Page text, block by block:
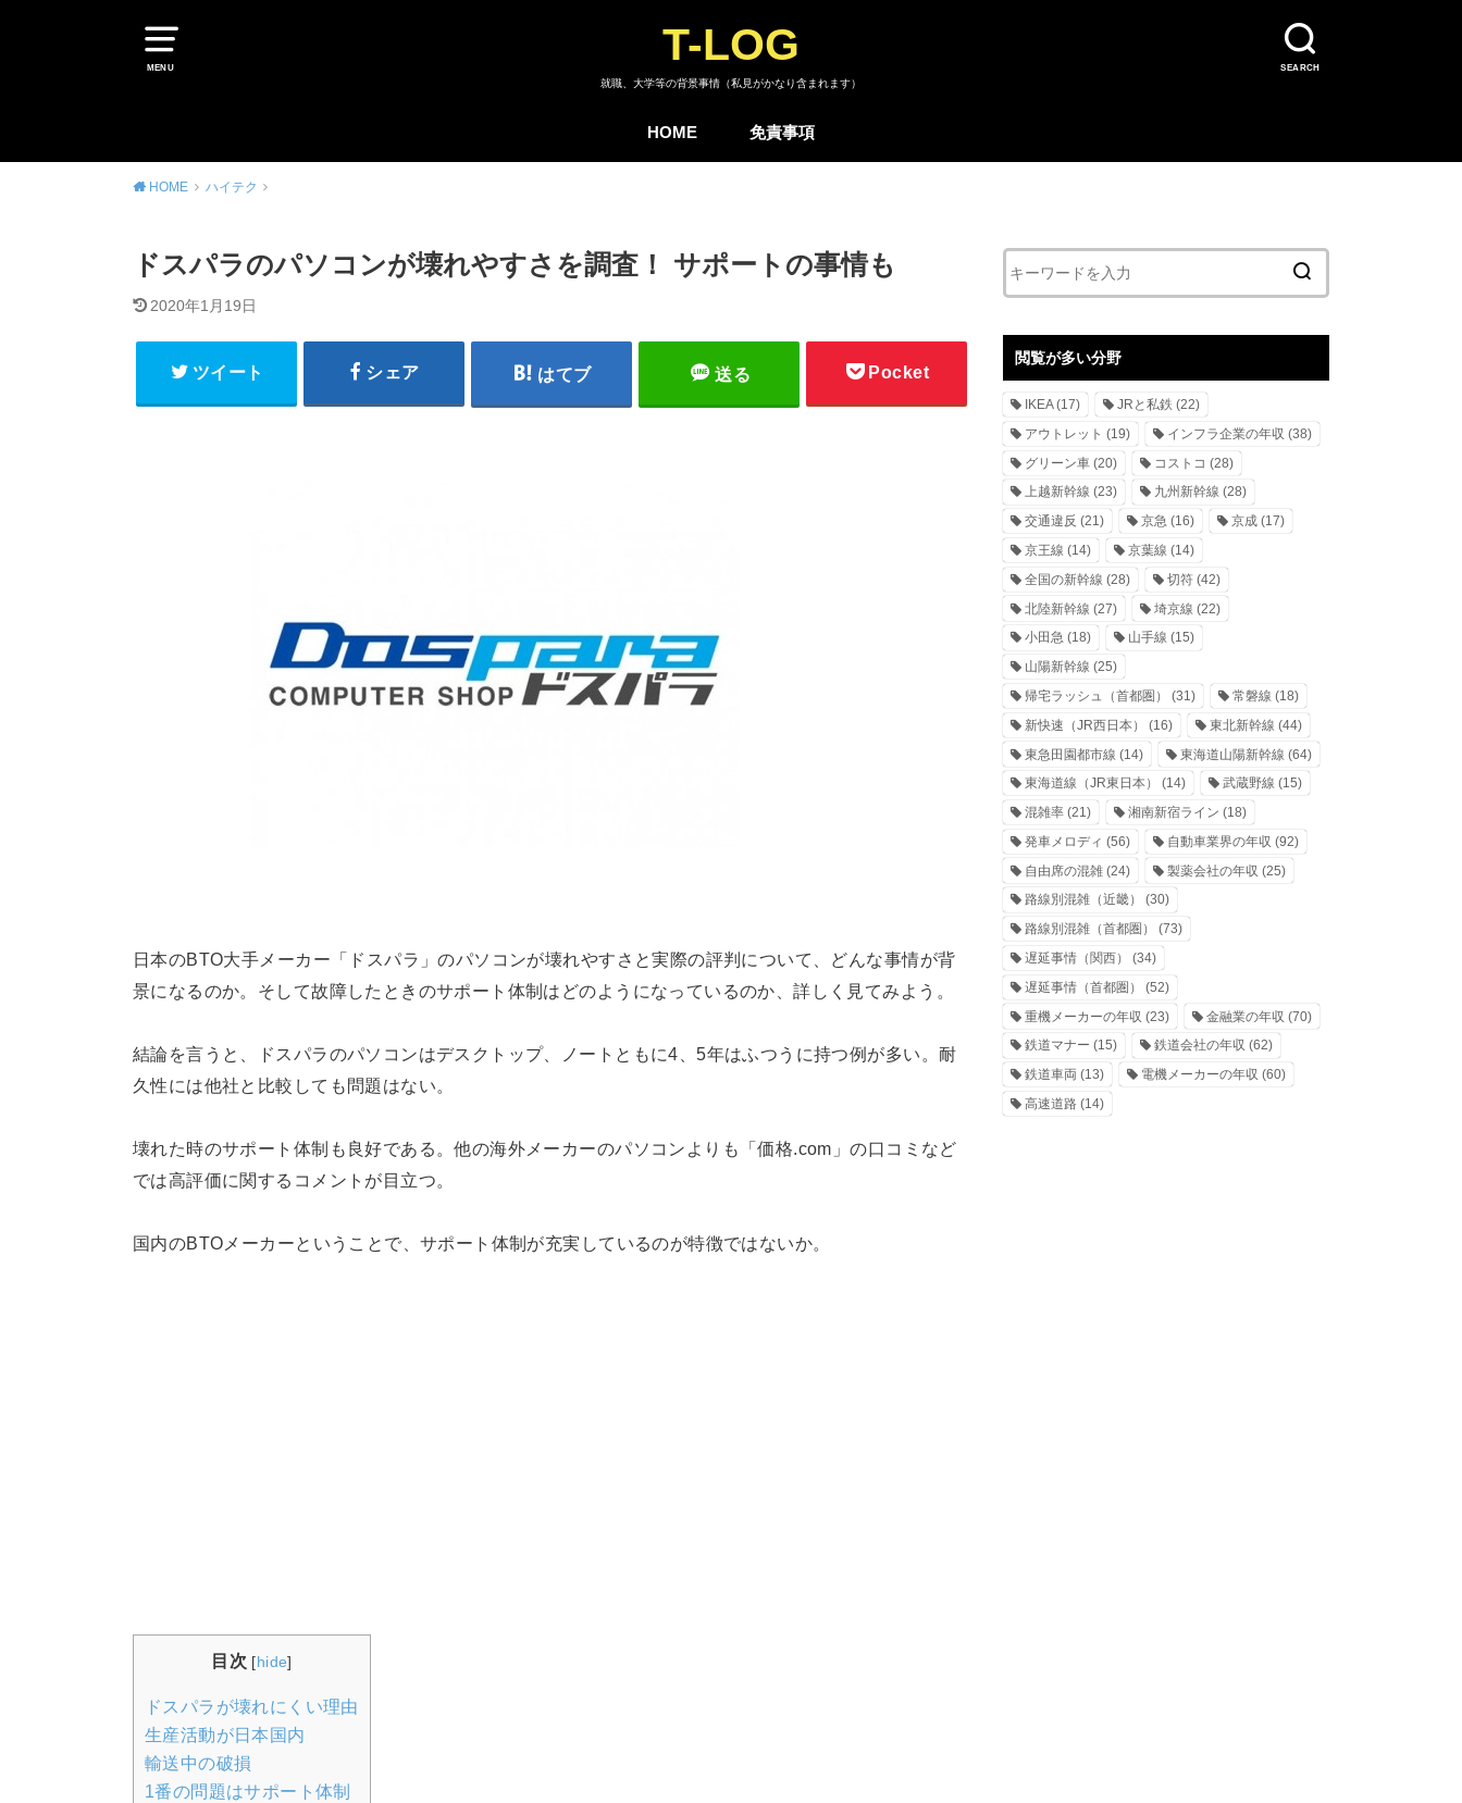
MENU SEARCH
T-LOG
就職、大学等の背景事情（私見がかなり含まれます）
HOME 免責事項
HOME ハイテク
ドスパラのパソコンが壊れやすさを調査！ サポートの事情も
2020年1月19日
ツイート シェア はてブ 送る Pocket
日本のBTO大手メーカー「ドスパラ」のパソコンが壊れやすさと実際の評判について、どんな事情が背
景になるのか。そして故障したときのサポート体制はどのようになっているのか、詳しく見てみよう。
結論を言うと、ドスパラのパソコンはデスクトップ、ノートともに4、5年はふつうに持つ例が多い。耐
久性には他社と比較しても問題はない。
壊れた時のサポート体制も良好である。他の海外メーカーのパソコンよりも「価格.com」の口コミなど
では高評価に関するコメントが目立つ。
国内のBTOメーカーということで、サポート体制が充実しているのが特徴ではないか。
目次 [hide]
ドスパラが壊れにくい理由
生産活動が日本国内
輸送中の破損
1番の問題はサポート体制
閲覧が多い分野
IKEA(17) JRと私鉄 (22)
アウトレット (19) インフラ企業の年収 (38)
グリーン車 (20) コストコ (28)
上越新幹線 (23) 九州新幹線 (28)
交通違反 (21) 京急 (16) 京成(17)
京王線 (14) 京葉線 (14)
全国の新幹線 (28) 切符(42)
北陸新幹線 (27) 埼京線 (22)
小田急 (18) 山手線 (15)
山陽新幹線 (25)
帰宅ラッシュ（首都圏）
(31) 常磐線 (18)
新快速（JR西日本）
(16) 東北新幹線 (44)
東急田園都市線 (14) 東海道山陽新幹線 (64)
東海道線（JR東日本）
(14) 武蔵野線 (15)
混雑率 (21) 湘南新宿ライン (18)
発車メロディ (56) 自動車業界の年収 (92)
自由席の混雑 (24) 製薬会社の年収 (25)
路線別混雑（近畿）
(30)
路線別混雑（首都圏）
(73)
遅延事情（関西）
(34)
遅延事情（首都圏）
(52)
重機メーカーの年収 (23) 金融業の年収 (70)
鉄道マナー (15) 鉄道会社の年収 (62)
鉄道車両 (13) 電機メーカーの年収 (60)
高速道路 (14)